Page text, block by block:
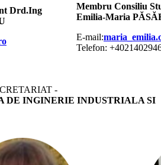
Drd.Ing
Membru Consiliu
Emilia-Maria
E-mail:
Telefon:
-
DE INGINERIE INDUSTRIALA SI